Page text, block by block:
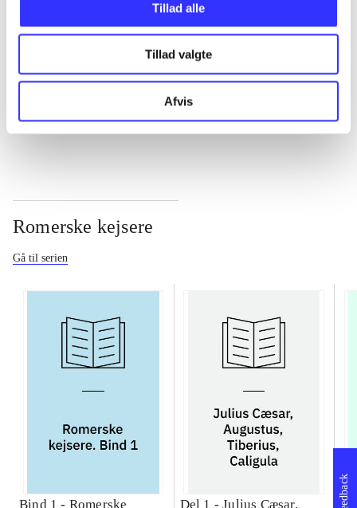
Tillad alle
Tillad valgte
Afvis
Romerske kejsere
Gå til serien
Bind 1 - Romerske
Del 1 -Julius Cæsar,
Feedback